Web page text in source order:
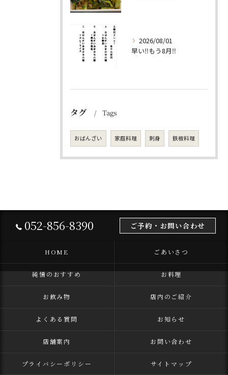
2026/08/01
早い‼️もう8月‼️
タグ Tags
おばんざい 家庭料理 刺身 鉄板料理
052-856-8390 ご予約・お問い合わせ
HOME ごあいさつ
純情のおすすめ お料理
お飲み物 店内のご紹介
よくある質問 お知らせ
店舗案内 お問い合わせ
プライバシーポリシー サイトマップ